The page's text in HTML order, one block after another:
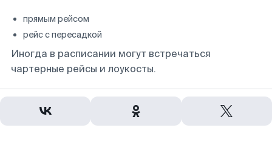
прямым рейсом
рейс с пересадкой
Иногда в расписании могут встречаться
чартерные рейсы и лоукосты.